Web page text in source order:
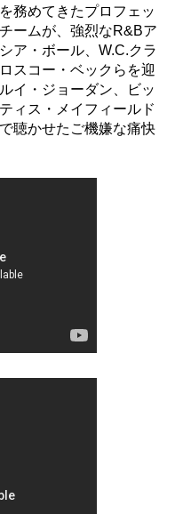
務めてきたプロフェッ
ームが、強烈なR&Bア
ア・ボール、W.C.クラ
スコー・ベックらを迎
イ・ジョーダン、ビッ
ィス・メイフィールド
聴かせたご機嫌な痛快